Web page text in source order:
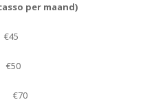
per maand)
€70